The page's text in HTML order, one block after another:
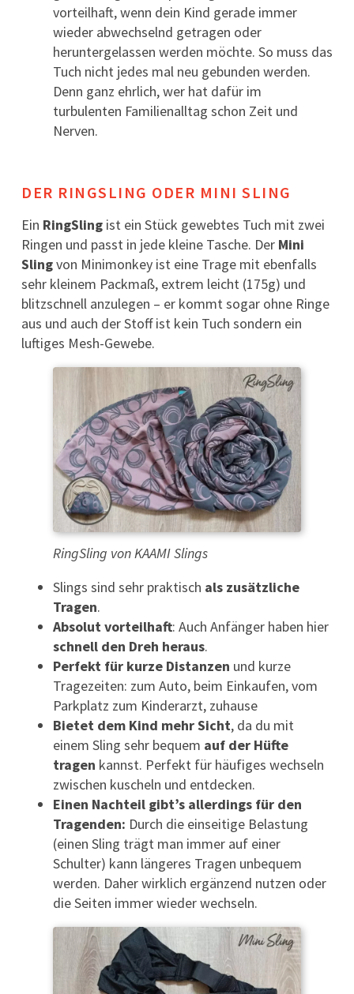
vorteilhaft, wenn dein Kind gerade immer
wieder abwechselnd getragen oder
heruntergelassen werden möchte. So muss das
Tuch nicht jedes mal neu gebunden werden.
Denn ganz ehrlich, wer hat dafür im
turbulenten Familienalltag schon Zeit und
Nerven.
DER RINGSLING ODER MINI SLING
Ein RingSling ist ein Stück gewebtes Tuch mit zwei
Ringen und passt in jede kleine Tasche. Der Mini
Slingvon Minimonkey ist eine Trage mit ebenfalls
sehr kleinem Packmaß, extrem leicht (175g) und
blitzschnell anzulegen – er kommt sogar ohne Ringe
aus und auch der Stoff ist kein Tuch sondern ein
luftiges Mesh-Gewebe.
RingSling von KAAMI Slings
Slings sind sehr praktisch als zusätzliche
Tragen.
Absolut vorteilhaft: Auch Anfänger haben hier
schnell den Dreh heraus.
Perfekt für kurze Distanzen und kurze
Tragezeiten: zum Auto, beim Einkaufen, vom
Parkplatz zum Kinderarzt, zuhause
Bietet dem Kind mehr Sicht, da du mit
einem Sling sehr bequem auf der Hüfte
tragen kannst. Perfekt für häufiges wechseln
zwischen kuscheln und entdecken.
Einen Nachteil gibt’s allerdings für den
Tragenden: Durch die einseitige Belastung
(einen Sling trägt man immer auf einer
Schulter) kann längeres Tragen unbequem
werden. Daher wirklich ergänzend nutzen oder
die Seiten immer wieder wechseln.